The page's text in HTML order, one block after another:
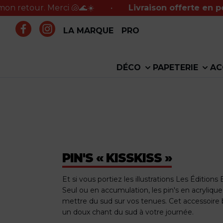
🐚🌊☀️ • Livraison offerte en point relais à
LA MARQUE PRO
DÉCO PAPETERIE
PIN'S « KISSKISS »
Et si vous portiez les illustrations Les Éditions
Seul ou en accumulation, les pin's en
mettre du sud sur vos tenues. Cet accessoire
un doux chant du sud à votre journée.